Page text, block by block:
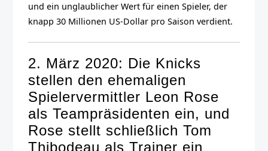
und ein unglaublicher Wert für einen Spieler, der
knapp 30 Millionen US-Dollar pro Saison verdient.
2. März 2020: Die Knicks
stellen den ehemaligen
Spielervermittler Leon Rose
als Teampräsidenten ein, und
Rose stellt schließlich Tom
Thibodeau als Trainer ein